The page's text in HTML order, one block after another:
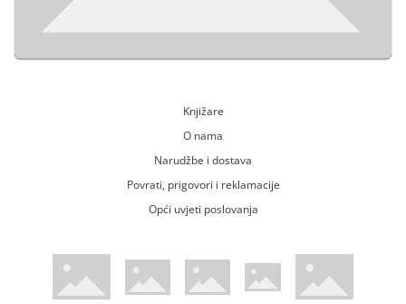
Knjižare
O nama
Narudžbe i dostava
Povrati, prigovori i reklamacije
Opći uvjeti poslovanja
WsPay web stranicaMaestro web stranicaMastercard web stranicaAmerican Express web stranica
Visa web stranica